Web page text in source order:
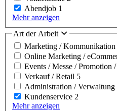
Abendjob 1
Mehr anzeigen
Art der Arbeit
Marketing / Kommunikation
Online Marketing /
Events / Messe / Promotion
Verkauf / Retail 5
Administration / Verwaltung
Kundenservice 2
Mehr anzeigen